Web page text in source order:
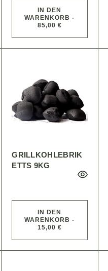
IN DEN
WARENKORB -
85,00 €
GRILLKOHLEBRIK
ETTS 9KG
IN DEN
WARENKORB -
15,00 €